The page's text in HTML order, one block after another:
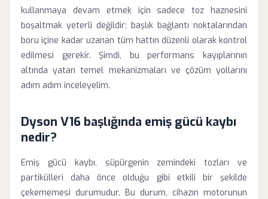
kullanmaya devam etmek için sadece toz haznesini
boşaltmak yeterli değildir; başlık bağlantı noktalarından
boru içine kadar uzanan tüm hattın düzenli olarak kontrol
edilmesi gerekir. Şimdi, bu performans kayıplarının
altında yatan temel mekanizmaları ve çözüm yollarını
adım adım inceleyelim.
Dyson V16 başlığında emiş gücü kaybı
nedir?
Emiş gücü kaybı, süpürgenin zemindeki tozları ve
partikülleri daha önce olduğu gibi etkili bir şekilde
çekememesi durumudur. Bu durum, cihazın motorunun